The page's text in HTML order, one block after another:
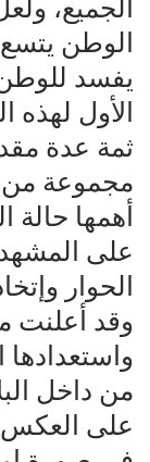
الجميع،
الوطن
يفسد
الأول لهذه
ثمة عدة
مجموعة من
أهمها
على
الحوار
وقد أعلنت
واستعدادها
من داخل
على العكس